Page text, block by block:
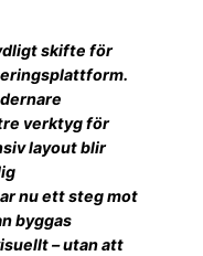
skifte för
verktyg för
layout blir
nu ett steg mot
byggas
– utan att